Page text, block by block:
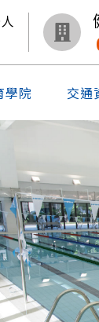
人
學院 交通